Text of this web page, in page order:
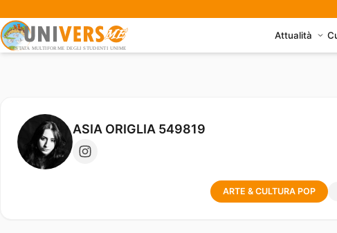
Attualità
Michael – il ritratto di un’icona
ASIA ORIGLIA 549819
ARTE & CULTURA POP